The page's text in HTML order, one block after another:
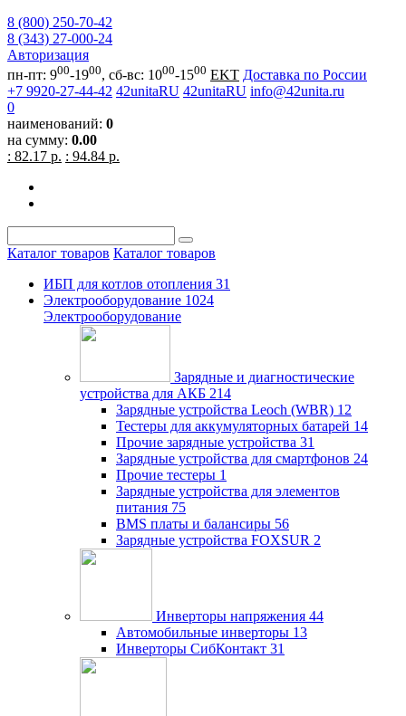
8 (800) 250-70-42
8 (343) 27-000-24
Авторизация
пн-пт: 900-1900, сб-вс: 1000-1500 EKT Доставка по России
+7 9920-27-44-42 42unitaRU 42unitaRU info@42unita.ru
0
наименований: 0
на сумму: 0.00
: 82.17 р. : 94.84 р.
Каталог товаров Каталог товаров
ИБП для котлов отопления 31
Электрооборудование 1024
Электрооборудование
Зарядные и диагностические
устройства для АКБ 214
Зарядные устройства Leoch (WBR) 12
Тестеры для аккумуляторных батарей 14
Прочие зарядные устройства 31
Зарядные устройства для смартфонов 24
Прочие тестеры 1
Зарядные устройства для элементов
питания 75
BMS платы и балансиры 56
Зарядные устройства FOXSUR 2
Инверторы напряжения 44
Автомобильные инверторы 13
Инверторы СибКонтакт 31